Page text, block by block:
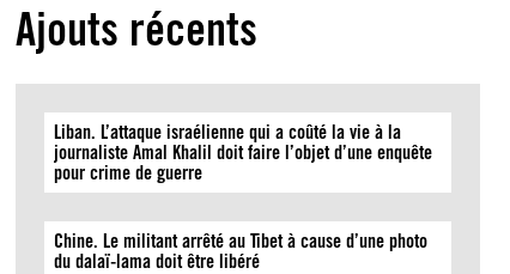
Ajouts récents
Liban. L’attaque israélienne qui a coûté la vie à la
journaliste Amal Khalil doit faire l’objet d’une enquête
pour crime de guerre
Chine. Le militant arrêté au Tibet à cause d’une photo
du dalaï-lama doit être libéré